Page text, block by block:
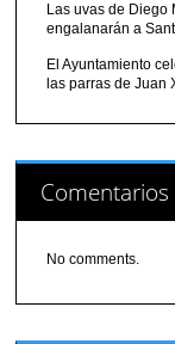
Las uvas de Diego
engalanarán a
El Ayuntamiento
las parras de Juan
No comments.